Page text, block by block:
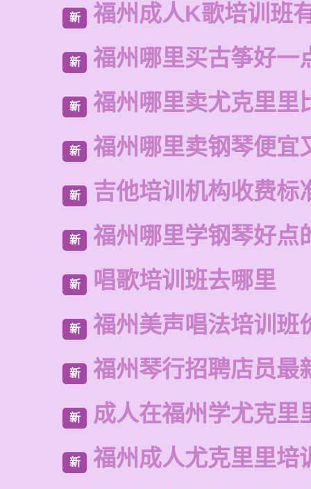
新 福州成人K歌培训班
新 福州哪里买古筝好一
新 福州哪里卖尤克里里
新 福州哪里卖钢琴便宜
新 吉他培训机构收费标
新 福州哪里学钢琴好点
新 唱歌培训班去哪里
新 福州美声唱法培训班
新 福州琴行招聘店员最
新 成人在福州学尤克里
新 福州成人尤克里里培